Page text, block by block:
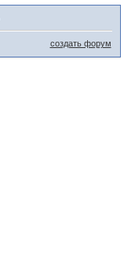
создать форум